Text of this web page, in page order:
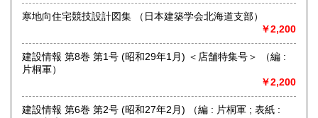
書籍、雑誌の買取り強化中です。グラフィックデザイン、イ
ラストレーション、タイポグラフィ、プロダクトデザイン、
インテリア、建築、広告、写真、美術関係の蔵書の処分をお
考えの際にはメール、電話、ファックスでご連絡下さい。誠
実にお見積り致します。
取り扱い分野
寒地向住宅競技設計図集 （日本建築学会北海道支部）
￥2,200
建設情報 第8巻 第1号 (昭和29年1月) ＜店舗特集号＞ （編 :
片桐軍）
￥2,200
建設情報 第6巻 第2号 (昭和27年2月) （編 : 片桐軍 ; 表紙 :